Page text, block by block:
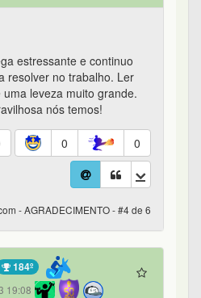
estressante e continuo
resolver no trabalho. Ler
leveza muito grande.
nós temos!
0 0
- AGRADECIMENTO - #4 de 6
184º
19:08